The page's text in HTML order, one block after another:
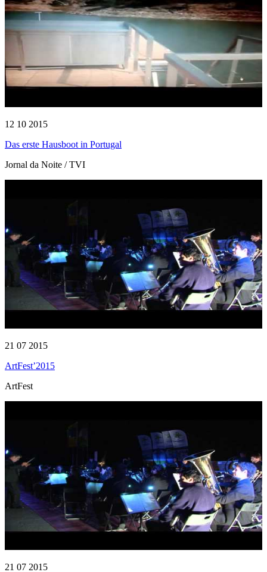
12 10 2015
Das erste Hausboot in Portugal
Jornal da Noite / TVI
21 07 2015
ArtFest’2015
ArtFest
21 07 2015